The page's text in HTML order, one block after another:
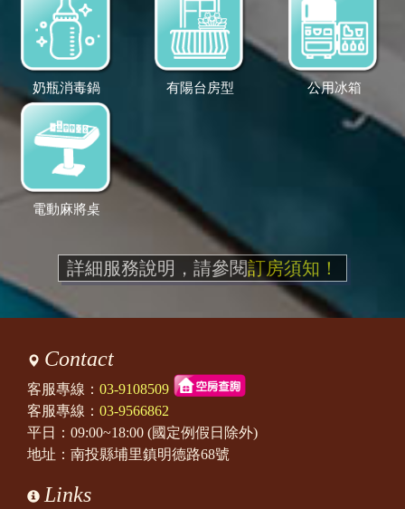
奶瓶消毒鍋 有陽台房型 公用冰箱
電動麻將桌
詳細服務說明，請參閱訂房須知！
Contact
客服專線： 03-9108509
客服專線： 03-9566862
平日：09:00~18:00 (國定例假日除外)
地址：南投縣埔里鎮明德路68號
Links